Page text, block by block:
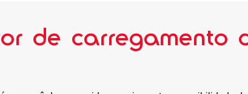
de carregamento